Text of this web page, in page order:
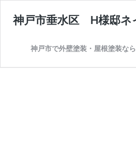
神戸市垂水区 H様邸ネ
神戸市で外壁塗装・屋根塗装な